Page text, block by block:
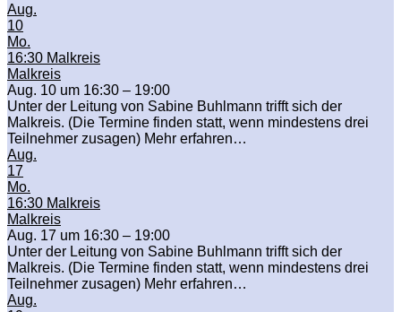
Aug.
10
Mo.
16:30 Malkreis
Malkreis
Aug. 10 um 16:30 – 19:00
Unter der Leitung von Sabine Buhlmann trifft sich der
Malkreis. (Die Termine finden statt, wenn mindestens drei
Teilnehmer zusagen) Mehr erfahren…
Aug.
17
Mo.
16:30 Malkreis
Malkreis
Aug. 17 um 16:30 – 19:00
Unter der Leitung von Sabine Buhlmann trifft sich der
Malkreis. (Die Termine finden statt, wenn mindestens drei
Teilnehmer zusagen) Mehr erfahren…
Aug.